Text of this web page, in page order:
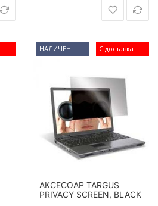
С доставка
НАЛИЧЕН
АКСЕСОАР TARGUS
PRIVACY SCREEN, BLACK